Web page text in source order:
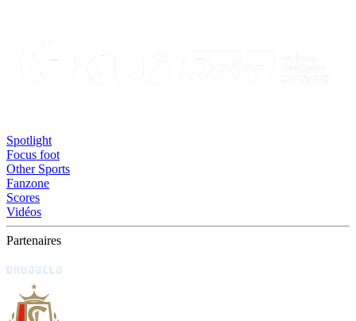
Spotlight
Focus foot
Other Sports
Fanzone
Scores
Vidéos
Partenaires